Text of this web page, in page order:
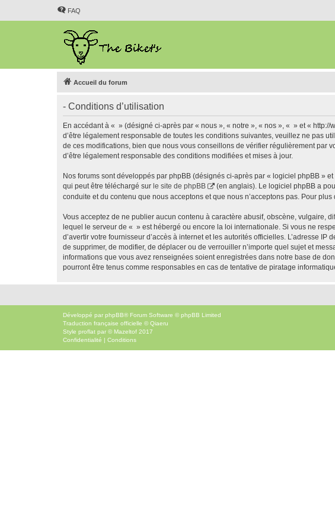
FAQ
Accueil du forum
- Conditions d’utilisation
En accédant à « » (désigné ci-après par « nous », « notre », « nos », « » et «
d’être légalement responsable de toutes les conditions suivantes, veuillez ne pas
de ces modifications, bien que nous vous conseillons de vérifier régulièrement par
d’être légalement responsable des conditions modifiées et mises à jour.
Nos forums sont développés par phpBB (désignés ci-après par « logiciel phpBB »
qui peut être téléchargé sur le site de phpBB
(en anglais). Le logiciel phpBB a
conduite et du contenu que nous acceptons et que nous n’acceptons pas. Pour
Vous acceptez de ne publier aucun contenu à caractère abusif, obscène, vulgaire,
lequel le serveur de « » est hébergé ou encore la loi internationale. Si vous ne
d’avertir votre fournisseur d’accès à internet et les autorités officielles. L’adresse
de supprimer, de modifier, de déplacer ou de verrouiller n’importe quel sujet et
informations que vous avez renseignées soient enregistrées dans notre base de
pourront être tenus comme responsables en cas de tentative de piratage
Développé par phpBB® Forum Software © phpBB Limited
Traduction française officielle ©Qiaeru
Style proflat par © Mazeltof 2017
Confidentialité | Conditions